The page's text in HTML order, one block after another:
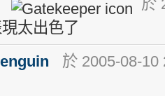
於
太出色了
於 2005-08-10